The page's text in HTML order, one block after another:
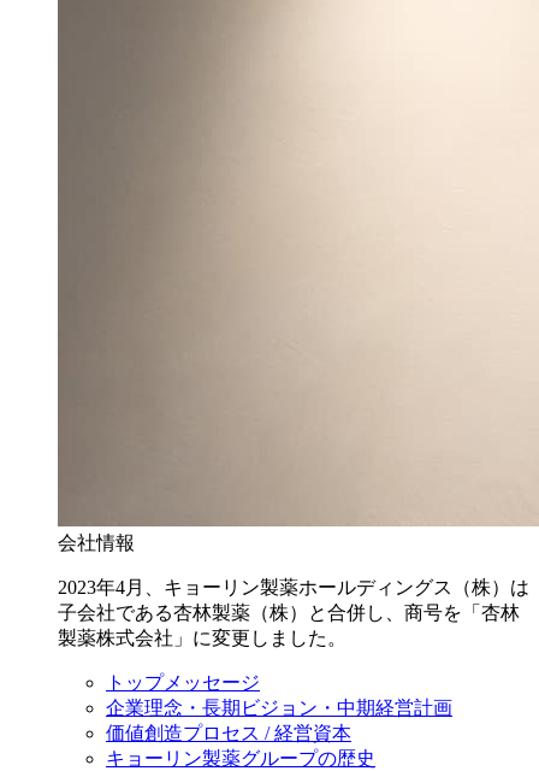
会社情報
2023年4月、キョーリン製薬ホールディングス（株）は
子会社である杏林製薬（株）と合併し、商号を「杏林
製薬株式会社」に変更しました。
トップメッセージ
企業理念・長期ビジョン・中期経営計画
価値創造プロセス / 経営資本
キョーリン製薬グループの歴史